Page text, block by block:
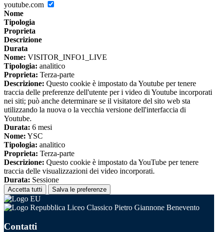
youtube.com
Nome
Tipologia
Proprieta
Descrizione
Durata
Nome: VISITOR_INFO1_LIVE
Tipologia: analitico
Proprieta: Terza-parte
Descrizione: Questo cookie è impostato da Youtube per tenere
traccia delle preferenze dell'utente per i video di Youtube incorporati
nei siti; può anche determinare se il visitatore del sito web sta
utilizzando la nuova o la vecchia versione dell'interfaccia di
Youtube.
Durata: 6 mesi
Nome: YSC
Tipologia: analitico
Proprieta: Terza-parte
Descrizione: Questo cookie è impostato da YouTube per tenere
traccia delle visualizzazioni dei video incorporati.
Durata: Sessione
Accetta tutti Salva le preferenze
Liceo Classico Pietro Giannone Benevento
Contatti